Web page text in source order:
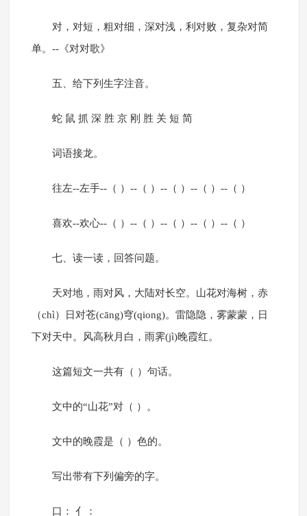
对，对短，粗对细，深对浅，利对败，复杂对简
单。--《对对歌》
五、给下列生字注音。
蛇 鼠 抓 深 胜 京 刚 胜 关 短 简
词语接龙。
往左--左手--（ ）--（ ）--（ ）--（ ）--（ ）
喜欢--欢心--（ ）--（ ）--（ ）--（ ）--（ ）
七、读一读，回答问题。
天对地，雨对风，大陆对长空。山花对海树，赤
（chì）日对苍(cāng)穹(qiong)。雷隐隐，雾蒙蒙，日
下对天中。风高秋月白，雨霁(jì)晚霞红。
这篇短文一共有（ ）句话。
文中的“山花”对（ ）。
文中的晚霞是（ ）色的。
写出带有下列偏旁的字。
口： 亻：